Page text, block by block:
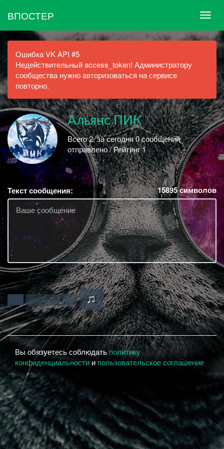
ВПОСТЕР
Ошибка VK API #5
Недействительный access_token! Администратору
сообщества нужно авторизоваться на сервисе
повторно.
Альянс ПИК
Всего 2, за сегодня 0 сообщений
отправлено / Рейтинг 1
Текст сообщения: 15895символов
Вы обязуетесь соблюдатьполитику
конфиденциальности и пользовательское соглашение